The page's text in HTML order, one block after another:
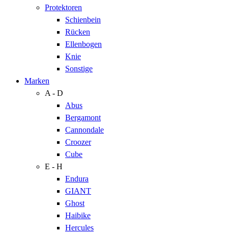
Protektoren
Schienbein
Rücken
Ellenbogen
Knie
Sonstige
Marken
A - D
Abus
Bergamont
Cannondale
Croozer
Cube
E - H
Endura
GIANT
Ghost
Haibike
Hercules